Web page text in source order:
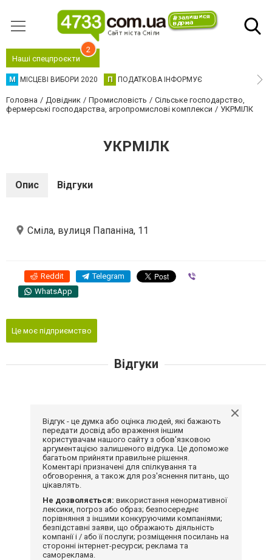
Наші спецпроєкти
2
М МІСЦЕВІ ВИБОРИ 2020 П ПОДАТКОВА ІНФОРМУЄ
Головна Довідник Промисловість
Сільське господарство,
фермерські господарства, агропромислові комплекси
УКРМІЛК
УКРМІЛК
Опис Відгуки
Сміла, вулиця Папаніна, 11
Reddit Telegram
WhatsApp
Це моє підприємство
Відгуки
Відгук - це думка або оцінка людей, які бажають
передати досвід або враження іншим
користувачам нашого сайту з обов'язковою
аргументацією залишеного відгука. Це допоможе
багатьом прийняти правильне рішення.
Коментарі призначені для спілкування та
обговорення, а також для роз'яснення питань, що
цікавлять.
Не дозволяється: використання ненормативної
лексики, погроз або образ; безпосереднє
порівняння з іншими конкуруючими компаніями;
безпідставні заяви, що ображають діяльність
компанії і / або її послуги; розміщення посилань на
сторонні інтернет-ресурси; реклама та
самореклама.